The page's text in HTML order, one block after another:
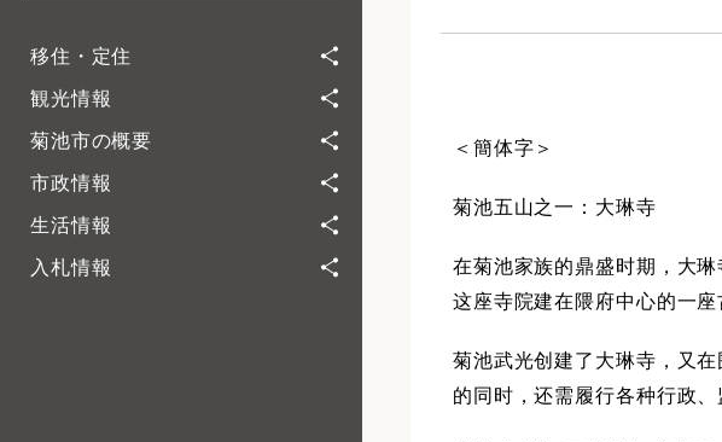
移住・定住
観光情報
菊池市の概要
市政情報
生活情報
入札情報
＜簡体字＞
菊池五山之一：大琳寺
在菊池家族的鼎盛时期，大
这座寺院建在隈府中心的一
菊池武光创建了大琳寺，又
的同时，还需履行各种行政、